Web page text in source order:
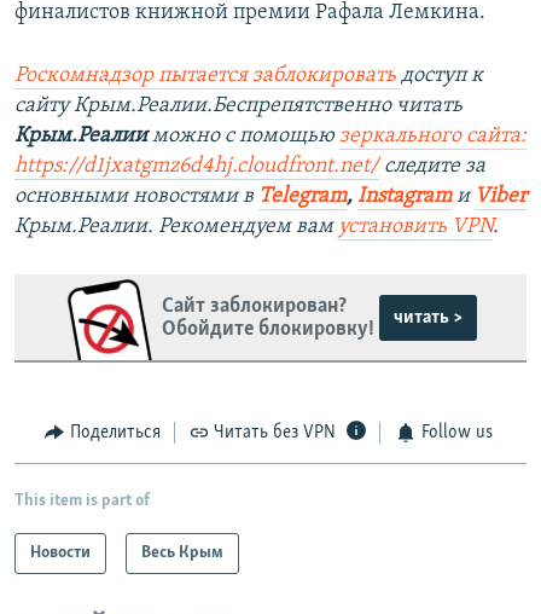
финалистов книжной премии Рафала Лемкина.
Роскомнадзор пытается заблокировать доступ к
сайту Крым.Реалии.Беспрепятственно читать
Крым.Реалииможно с помощью зеркального сайта:
https://d1jxatgmz6d4hj.cloudfront.net/следите за
основными новостями в Telegram, Instagramи Viber
Крым.Реалии. Рекомендуем вам установить VPN.
Сайт заблокирован?
Обойдите блокировку!
читать >
Поделиться Читать без VPN Follow us
This item is part of
Новости Весь Крым